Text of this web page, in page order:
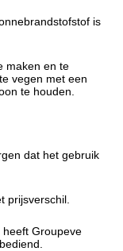
is
maken en te
vegen met een
te houden.
dat het gebruik
prijsverschil.
Groupeve